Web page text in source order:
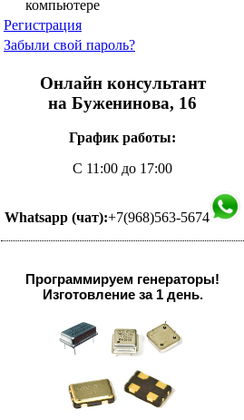
компьютере
Регистрация
Забыли свой пароль?
Онлайн консультант
на Буженинова, 16
График работы:
С 11:00 до 17:00
Whatsapp (чат):+7(968)563-5674
Программируем генераторы!
Изготовление за 1 день.